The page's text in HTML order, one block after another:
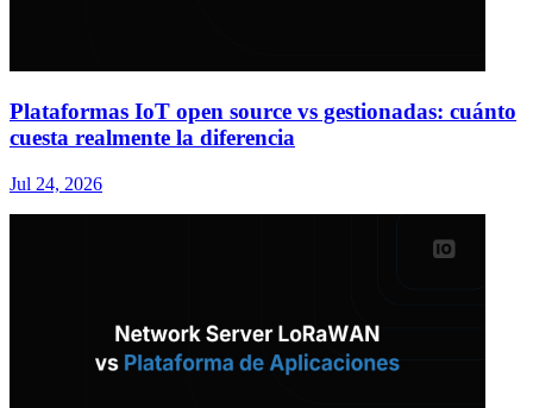
Plataformas IoT open source vs gestionadas: cuánto
cuesta realmente la diferencia
Jul 24, 2026